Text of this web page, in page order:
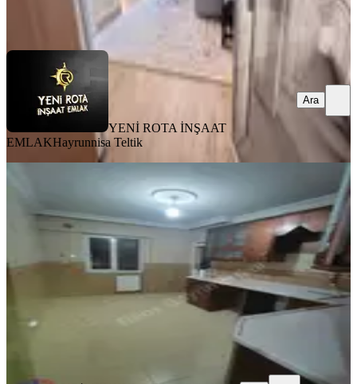
YENİ ROTA İNŞAAT
EMLAKHayrunnisa Teltik
Ara
Reos Gayrimenkul'den Kiralık 4+1
Daire
Onikişubat, Şehit Abdullah Çavuş Mahallesi
4+1
240 m²·4. Kat·01.08.2026
23.000 ₺
Gökhan Ciğerlioğlu